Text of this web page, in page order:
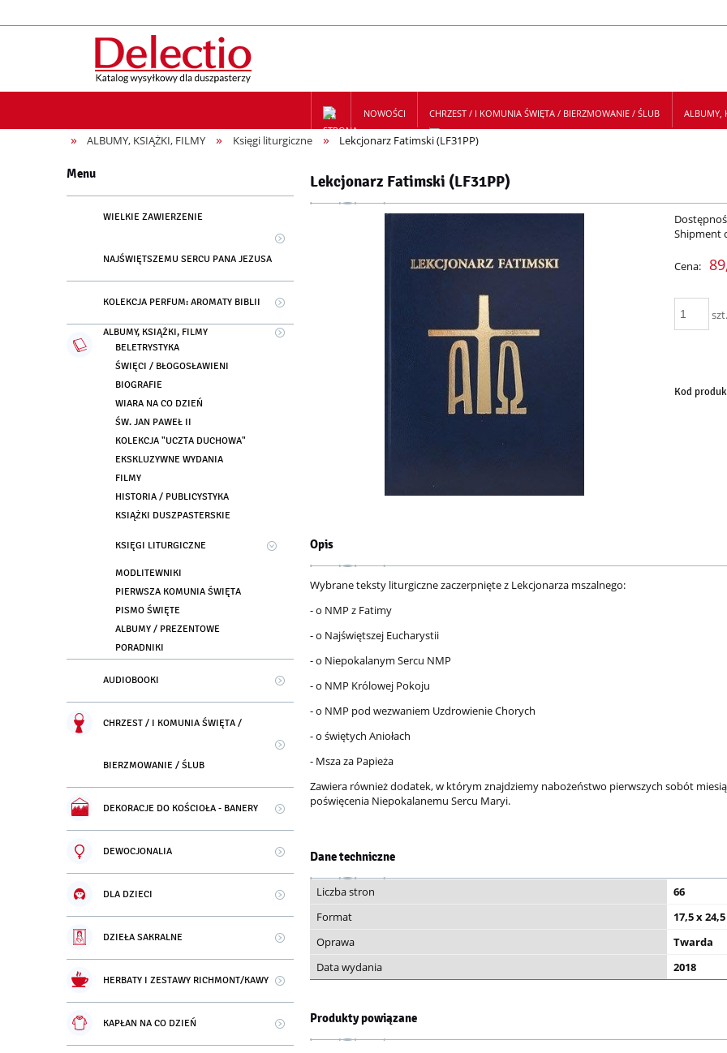
NOWOŚCI CHRZEST / I KOMUNIA ŚWIĘTA / BIERZMOWANIE / ŚLUB ALBUMY,
ZAPIS NA NEWSLETTER
» ALBUMY, KSIĄŻKI, FILMY » Księgi liturgiczne » Lekcjonarz Fatimski (LF31PP)
Menu
WIELKIE ZAWIERZENIE
NAJŚWIĘTSZEMU SERCU PANA JEZUSA
KOLEKCJA PERFUM: AROMATY BIBLII
ALBUMY, KSIĄŻKI, FILMY
BELETRYSTYKA
ŚWIĘCI / BŁOGOSŁAWIENI
BIOGRAFIE
WIARA NA CO DZIEŃ
ŚW. JAN PAWEŁ II
KOLEKCJA "UCZTA DUCHOWA"
EKSKLUZYWNE WYDANIA
FILMY
HISTORIA / PUBLICYSTYKA
KSIĄŻKI DUSZPASTERSKIE
KSIĘGI LITURGICZNE
MODLITEWNIKI
PIERWSZA KOMUNIA ŚWIĘTA
PISMO ŚWIĘTE
ALBUMY / PREZENTOWE
PORADNIKI
AUDIOBOOKI
CHRZEST / I KOMUNIA ŚWIĘTA /
BIERZMOWANIE / ŚLUB
DEKORACJE DO KOŚCIOŁA - BANERY
DEWOCJONALIA
DLA DZIECI
DZIEŁA SAKRALNE
HERBATY I ZESTAWY RICHMONT/KAWY
KAPŁAN NA CO DZIEŃ
Lekcjonarz Fatimski (LF31PP)
Shipment
Cena:
szt.
Kod
Opis
Wybrane teksty liturgiczne zaczerpnięte z Lekcjonarza mszalnego:
- o NMP z Fatimy
- o Najświętszej Eucharystii
- o Niepokalanym Sercu NMP
- o NMP Królowej Pokoju
- o NMP pod wezwaniem Uzdrowienie Chorych
- o świętych Aniołach
- Msza za Papieża
Zawiera również dodatek, w którym znajdziemy nabożeństwo pierwszych sobót
poświęcenia Niepokalanemu Sercu Maryi.
Dane techniczne
Liczba stron
66
Format
17,5 x
Oprawa
Twarda
Data wydania
2018
Produkty powiązane